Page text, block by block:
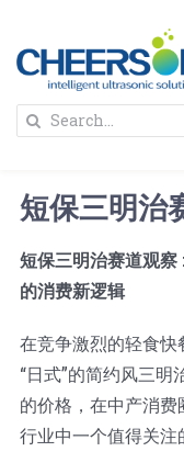
content
解决方案
蛋糕切割机
圆蛋糕切割机
蛋糕切块机
奶酪切片
圆形奶酪切片
三明治/披萨/寿司
超声波设备
公司新闻
关于我们
Search
短保三明治
短保三明治赛道观
的消费新逻辑
在竞争激烈的轻食快
“日式”的简约风三
的价格，在中产消
行业中一个值得关注